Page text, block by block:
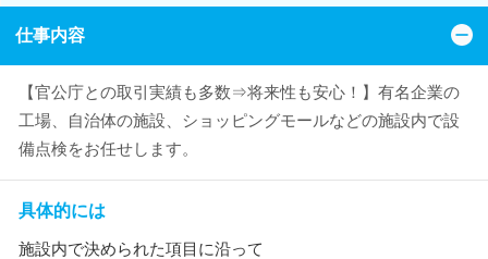
仕事内容
【官公庁との取引実績も多数⇒将来性も安心！】有名企業の
工場、自治体の施設、ショッピングモールなどの施設内で設
備点検をお任せします。
具体的には
施設内で決められた項目に沿って